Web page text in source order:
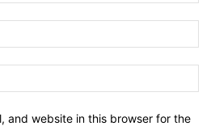
and website in this browser for the